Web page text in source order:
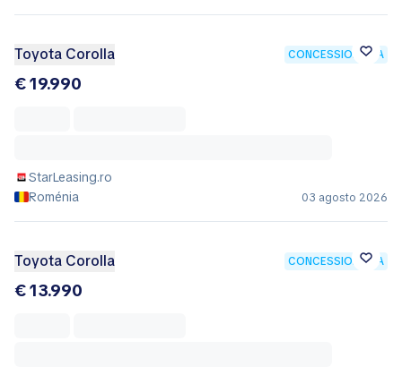
Toyota Corolla CONCESSIONÁRIA
€ 19.990
StarLeasing.ro
Roménia
03 agosto 2026
Toyota Corolla CONCESSIONÁRIA
€ 13.990